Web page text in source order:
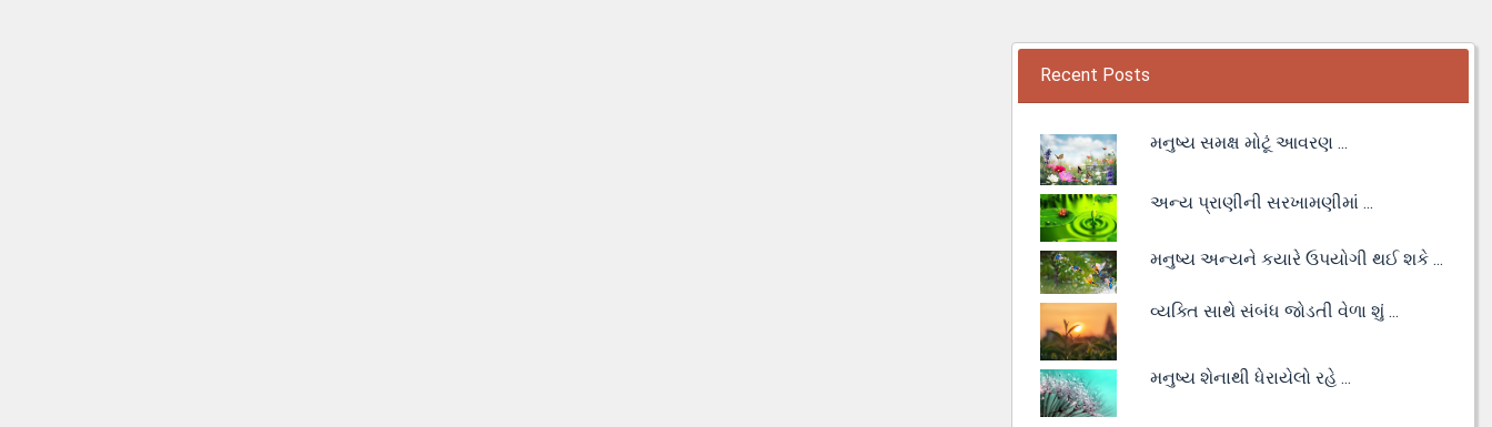
Recent Posts
મનુષ્ય સમક્ષ મોટૂં આવરણ ...
અન્ય પ્રાણીની સરખામણીમાં ...
મનુષ્ય અન્યને કયારે ઉપયોગી થઈ શકે ...
વ્યક્તિ સાથે સંબંધ જોડતી વેળા શું ...
મનુષ્ય શેનાથી ધેરાયેલો રહે ...